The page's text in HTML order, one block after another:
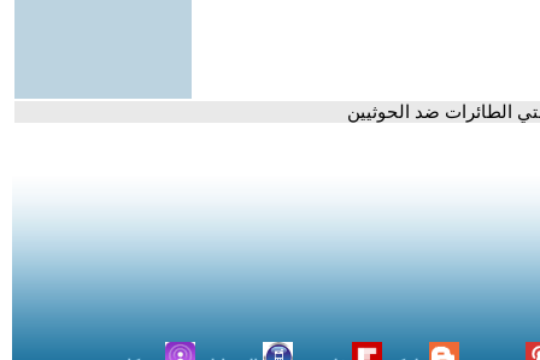
الطائرات ضد الحوثيين